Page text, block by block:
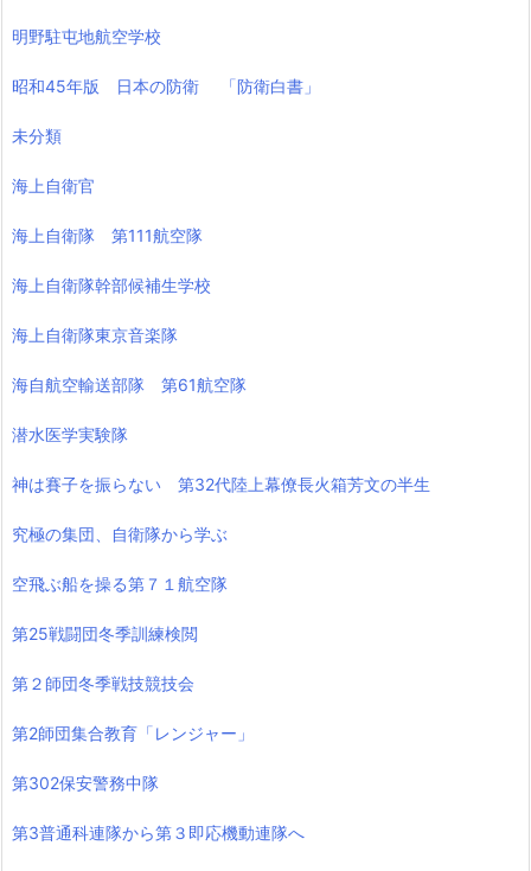
明野駐屯地航空学校
昭和45年版 日本の防衛 「防衛白書」
未分類
海上自衛官
海上自衛隊 第111航空隊
海上自衛隊幹部候補生学校
海上自衛隊東京音楽隊
海自航空輸送部隊 第61航空隊
潜水医学実験隊
神は賽子を振らない 第32代陸上幕僚長火箱芳文の半生
究極の集団、自衛隊から学ぶ
空飛ぶ船を操る第７１航空隊
第25戦闘団冬季訓練検閲
第２師団冬季戦技競技会
第2師団集合教育「レンジャー」
第302保安警務中隊
第3普通科連隊から第３即応機動連隊へ